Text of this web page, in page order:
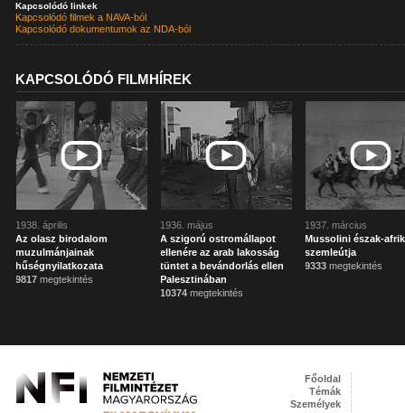
Kapcsolódó linkek
Kapcsolódó filmek a NAVA-ból
Kapcsolódó dokumentumok az NDA-ból
KAPCSOLÓDÓ FILMHÍREK
1938. április
Az olasz birodalom
muzulmánjainak
hűségnyilatkozata
9817 megtekintés
1936. május
A szigorú ostromállapot
ellenére az arab lakosság
tüntet a bevándorlás ellen
Palesztinában
10374 megtekintés
1937. március
Mussolini észak-
szemleútja
9333 megtekintés
Főoldal
Témák
Személyek